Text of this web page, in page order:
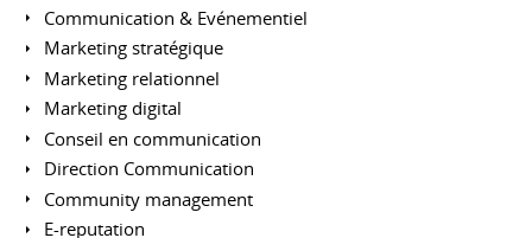
Communication & Evénementiel
Marketing stratégique
Marketing relationnel
Marketing digital
Conseil en communication
Direction Communication
Community management
E-reputation